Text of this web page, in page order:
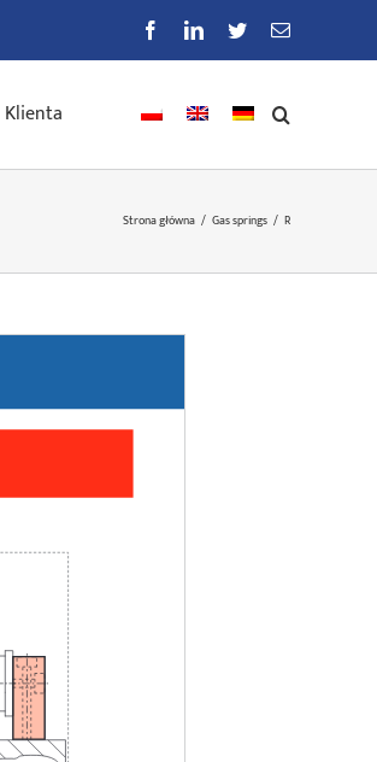
FacebookLinkedIn
TwitterE-
Strona główna / Gas springs / R